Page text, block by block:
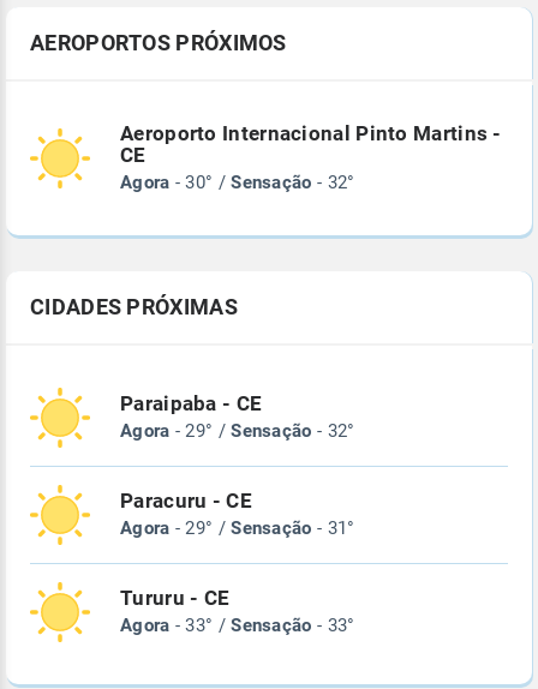
AEROPORTOS PRÓXIMOS
Aeroporto Internacional Pinto Martins -
CE
Agora - 30° /Sensação - 32°
CIDADES PRÓXIMAS
Paraipaba - CE
Agora - 29° /Sensação - 32°
Paracuru - CE
Agora - 29° /Sensação - 31°
Tururu - CE
Agora - 33° /Sensação - 33°